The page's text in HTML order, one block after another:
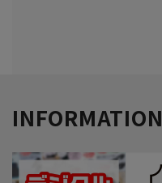
INFORMATION